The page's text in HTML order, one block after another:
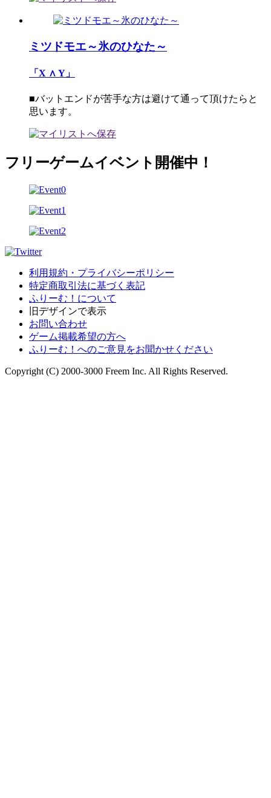
ミツドモエ～氷のひなた～
「X ∧ Y」
■バットエンドが苦手な方は避けて通って頂けたらと
思います。
フリーゲームイベント開催中！
利用規約・プライバシーポリシー
特定商取引法に基づく表記
ふりーむ！について
旧デザインで表示
お問い合わせ
ゲーム掲載希望の方へ
ふりーむ！へのご意見をお聞かせください
Copyright (C) 2000-3000 Freem Inc. All Rights Reserved.